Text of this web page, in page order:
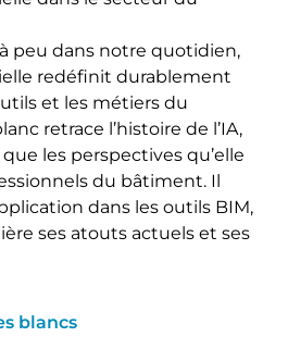
peu dans notre quotidien,
redéfinit durablement
et les métiers du
retrace l’histoire de l’IA,
les perspectives qu’elle
du bâtiment. Il
dans les outils BIM,
ses atouts actuels et ses
blancs